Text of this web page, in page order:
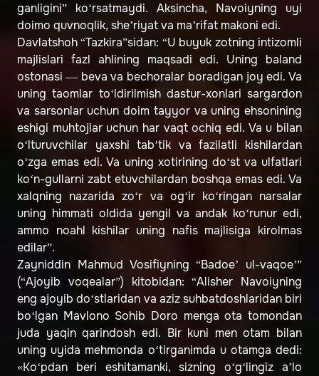
ganligini” ko‘rsatmaydi. Aksincha, Navoiyning uyi
doimo quvnoqlik, she’riyat va ma’rifat makoni edi.
Davlatshoh “Tazkira”sidan: “U buyuk zotning intizomli
majlislari fazl ahlining maqsadi edi. Uning baland
ostonasi — beva va bechoralar boradigan joy edi. Va
uning taomlar to‘ldirilmish dastur-xonlari sargardon
va sarsonlar uchun doim tayyor va uning ehsonining
eshigi muhtojlar uchun har vaqt ochiq edi. Va u bilan
o‘lturuvchilar yaxshi tab’tik va fazilatli kishilardan
o‘zga emas edi. Va uning xotirining do‘st va ulfatlari
ko‘n-gullarni zabt etuvchilardan boshqa emas edi. Va
xalqning nazarida zo‘r va og‘ir ko‘ringan narsalar
uning himmati oldida yengil va andak ko‘runur edi,
ammo noahl kishilar uning nafis majlisiga kirolmas
edilar”.
Zayniddin Mahmud Vosifiyning “Badoe’ ul-vaqoe’”
(“Ajoyib voqealar”) kitobidan: “Alisher Navoiyning
eng ajoyib do‘stlaridan va aziz suhbatdoshlaridan biri
bo‘lgan Mavlono Sohib Doro menga ota tomondan
juda yaqin qarindosh edi. Bir kuni men otam bilan
uning uyida mehmonda o‘tirganimda u otamga dedi:
«Ko‘pdan beri eshitamanki, sizning o‘g‘lingiz a’lo